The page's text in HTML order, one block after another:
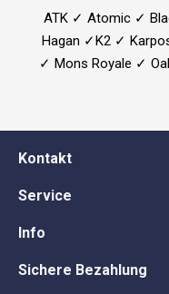
ATK ✓ Atomic ✓
Hagan ✓K2 ✓
✓ Mons Royale ✓
Kontakt
Service
Info
Sichere Bezahlung